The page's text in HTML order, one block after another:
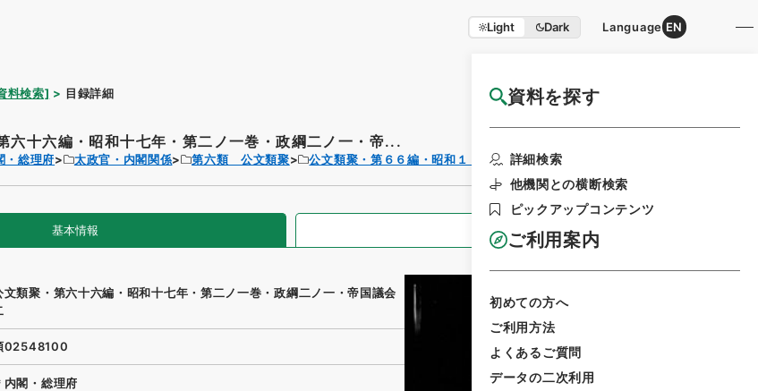
Light Dark Language EN
資料を探す
詳細検索
他機関との横断検索
ピックアップコンテンツ
ご利用案内
初めての方へ
ご利用方法
よくあるご質問
データの二次利用
料検索] 目録詳細 国立公文書館HP利用案内
六十六編・昭和十七年・第二ノ一巻・政綱二ノ一・帝...
・総理府 太政官・内閣関係 第六類 公文類聚 公文類聚・第６６編・昭和１７年
基本情報 全ての情報
文類聚・第六十六編・昭和十七年・第二ノ一巻・政綱二ノ一・帝国議会
02548100
内閣・総理府